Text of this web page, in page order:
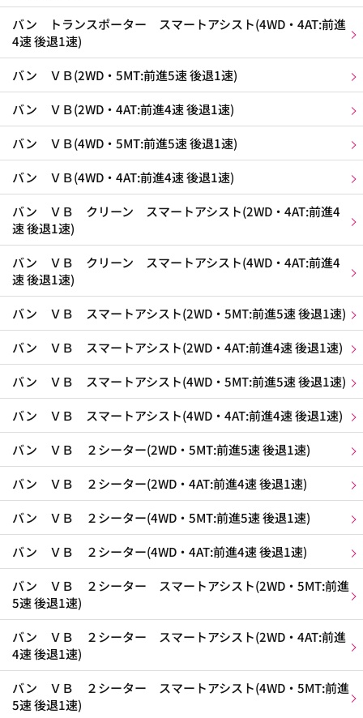
バン トランスポーター スマートアシスト(4WD・4AT:前進
4速 後退1速)
バン ＶＢ(2WD・5MT:前進5速 後退1速)
バン ＶＢ(2WD・4AT:前進4速 後退1速)
バン ＶＢ(4WD・5MT:前進5速 後退1速)
バン ＶＢ(4WD・4AT:前進4速 後退1速)
バン ＶＢ クリーン スマートアシスト(2WD・4AT:前進4
速 後退1速)
バン ＶＢ クリーン スマートアシスト(4WD・4AT:前進4
速 後退1速)
バン ＶＢ スマートアシスト(2WD・5MT:前進5速 後退1速)
バン ＶＢ スマートアシスト(2WD・4AT:前進4速 後退1速)
バン ＶＢ スマートアシスト(4WD・5MT:前進5速 後退1速)
バン ＶＢ スマートアシスト(4WD・4AT:前進4速 後退1速)
バン ＶＢ ２シーター(2WD・5MT:前進5速 後退1速)
バン ＶＢ ２シーター(2WD・4AT:前進4速 後退1速)
バン ＶＢ ２シーター(4WD・5MT:前進5速 後退1速)
バン ＶＢ ２シーター(4WD・4AT:前進4速 後退1速)
バン ＶＢ ２シーター スマートアシスト(2WD・5MT:前進
5速 後退1速)
バン ＶＢ ２シーター スマートアシスト(2WD・4AT:前進
4速 後退1速)
バン ＶＢ ２シーター スマートアシスト(4WD・5MT:前進
5速 後退1速)